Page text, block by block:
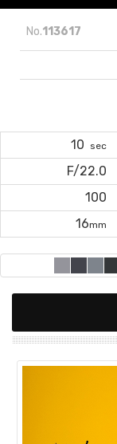
No.113617
sec
10
F/22.0
100
16mm